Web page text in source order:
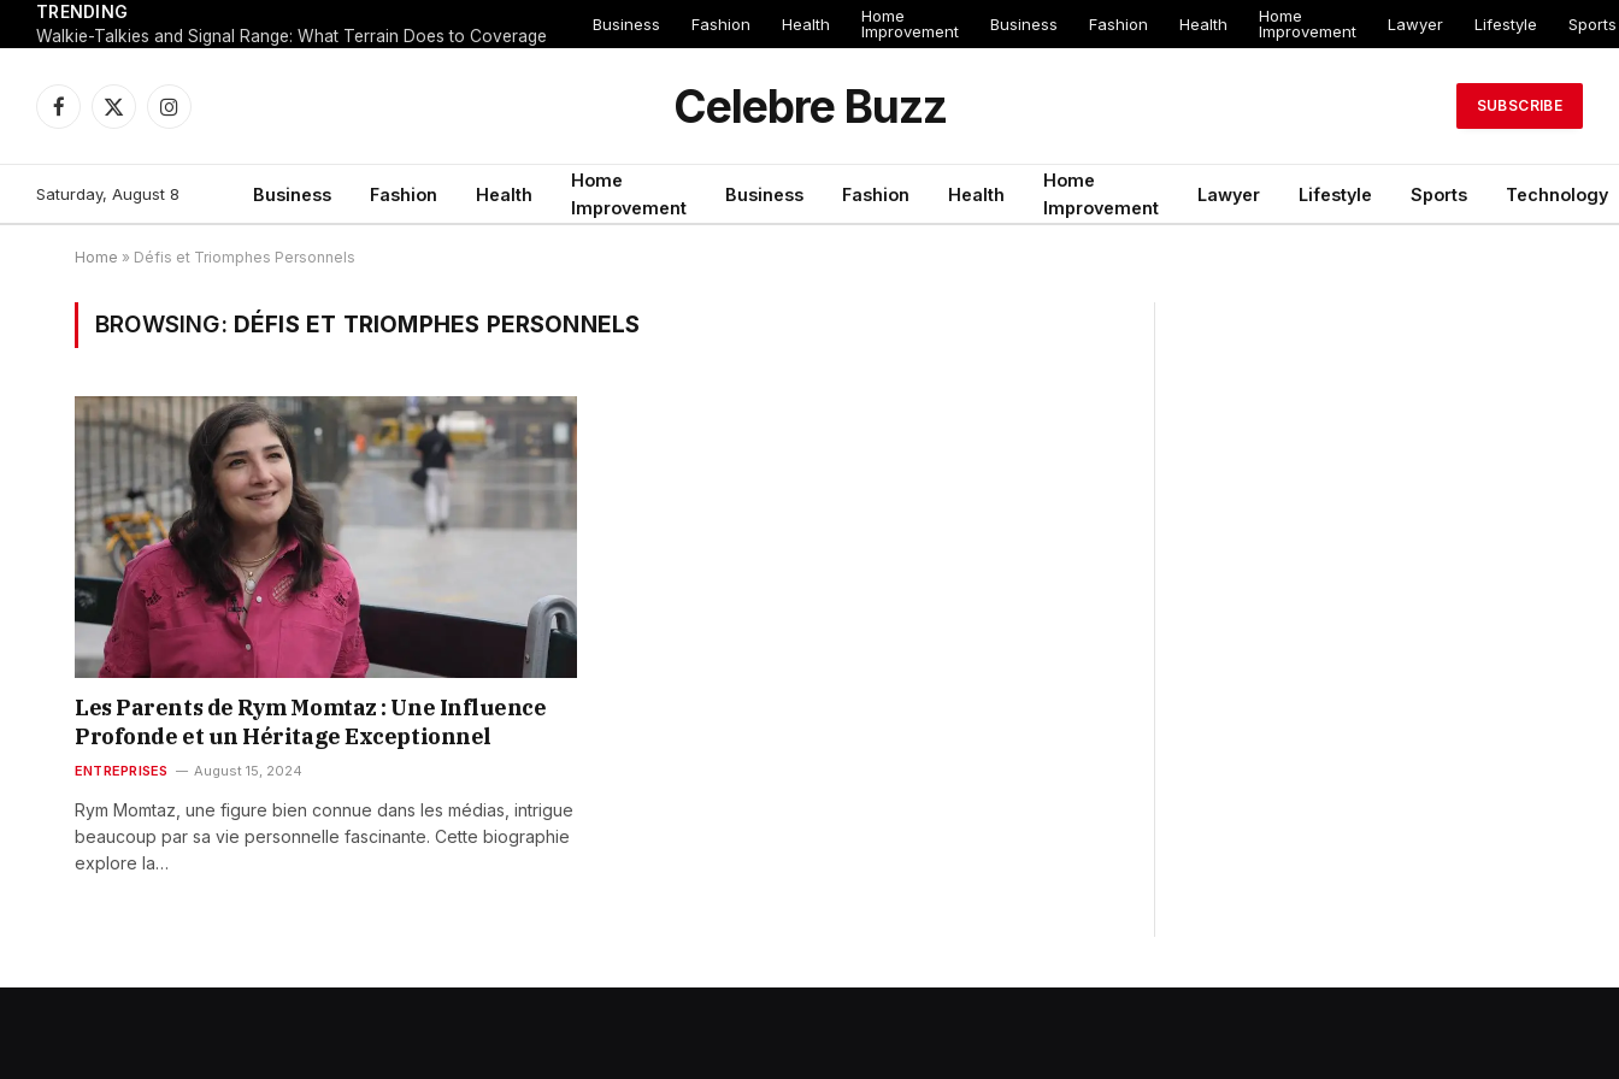
TRENDING
Walkie-Talkies and Signal Range: What Terrain Does to Coverage
Business Fashion Health
Home
Improvement
Business Fashion Health
Home
Improvement
Lawyer Lifestyle Sports
Facebook
X
Instagram Celebre Buzz SUBSCRIBE
Saturday, August 8 Business Fashion Health
Home
Improvement
Business Fashion Health
Home
Improvement
Lawyer Lifestyle Sports Technology
Home » Défis et Triomphes Personnels
BROWSING: DÉFIS ET TRIOMPHES PERSONNELS
Les Parents de Rym Momtaz : Une Influence
Profonde et un Héritage Exceptionnel
ENTREPRISES August 15, 2024
Rym Momtaz, une figure bien connue dans les médias, intrigue
beaucoup par sa vie personnelle fascinante. Cette biographie
explore la…